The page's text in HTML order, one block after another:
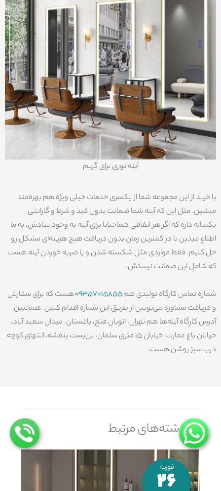
آینه نوری برای گریم
با خرید از این مجموعه شما از یکسری خدمات خیلی ویژه هم بهره‌مند
میشین. مثل این که آینه شما ضمانت بدون قید و شرط و گارانتی
یکساله داره که اگر هر اتفاقی هماحیانا برای آینه به وجود بیادش، به ما
اطلاع میدین تا در کمترین زمان بدون دریافت هیچ هزینه‌ای مشکل رو
حل کنیم. فقط مواردی مثل شکسته شدن و یا ضربه خوردن آینه هست
که شامل این ضمانت نیستش.
شماره تماس کارگاه تولیدی هم09357015855هست که برای سفارش
و دریافت مشاوره می‌تونین از طریق این شماره اقدام کنین. همچنین
آدرس کارگاه آینه‌ها هم تهران، اتوبان فتح، باغستان، میدان سعید آباد،
خیابان باغ عمارت، خیابان 15 متری سلمان، بن‌بست بنفشه، انتهای کوچه
درب سبز روشن هست.
نوشته‌های مرتبط
فوریه
26